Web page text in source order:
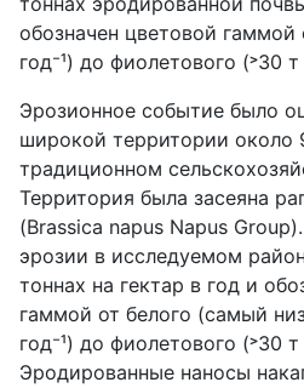
обозначен цветовой гаммой
год⁻¹) до фиолетового (˃30 т
Эрозионное событие было
широкой территории около
традиционном
Территория была засеяна
(Brassica napus Napus
эрозии в исследуемом
тоннах на гектар в год и
гаммой от белого (самый
год⁻¹) до фиолетового (˃30 т
Эродированные наносы